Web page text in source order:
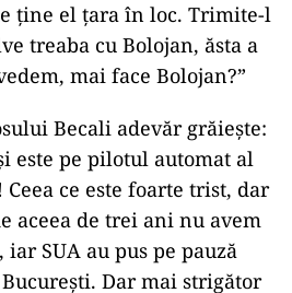
ține el țara în loc. Trimite-l
treaba cu Bolojan, ăsta a
mai face Bolojan?”
Becali adevăr grăiește:
este pe pilotul automat al
ce este foarte trist, dar
aceea de trei ani nu avem
SUA au pus pe pauză
Dar mai strigător